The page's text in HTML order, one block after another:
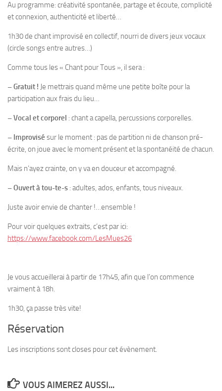
Au programme: créativité spontanée, partage et écoute, complicité
et connexion, authenticité et liberté…
1h30 de chant improvisé en collectif, nourri de divers jeux vocaux
(circle songs entre autres…)
Comme tous les « Chant pour Tous », il sera :
–Gratuit ! Je mettrais quand même une petite boîte pour la
participation aux frais du lieu…
–Vocal et corporel : chant a capella, percussions corporelles.
– Improvisé sur le moment : pas de partition ni de chanson pré-
écrite, on joue avec le moment présent et la spontanéité de chacun.
Mais n’ayez crainte, on y va en douceur et accompagné.
–Ouvert à tou-te-s : adultes, ados, enfants, tous niveaux.
Juste avoir envie de chanter !…ensemble !
Pour voir quelques extraits, c’est par ici:
https://www.facebook.com/LesMues26
Je vous accueillerai à partir de 17h45, afin que l’on commence
vraiment à 18h.
1h30, ça passe très vite!
Réservation
Les inscriptions sont closes pour cet évènement.
VOUS AIMEREZ AUSSI...